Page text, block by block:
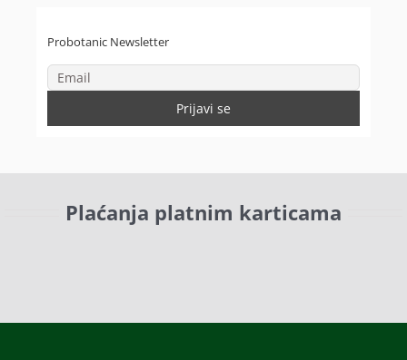
Probotanic Newsletter
Plaćanja platnim karticama